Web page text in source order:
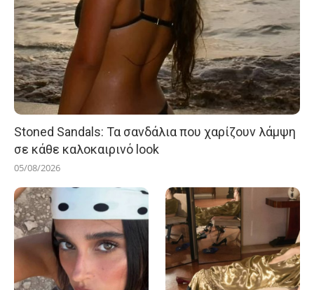
Stoned Sandals: Τα σανδάλια που χαρίζουν λάμψη
σε κάθε καλοκαιρινό look
05/08/2026